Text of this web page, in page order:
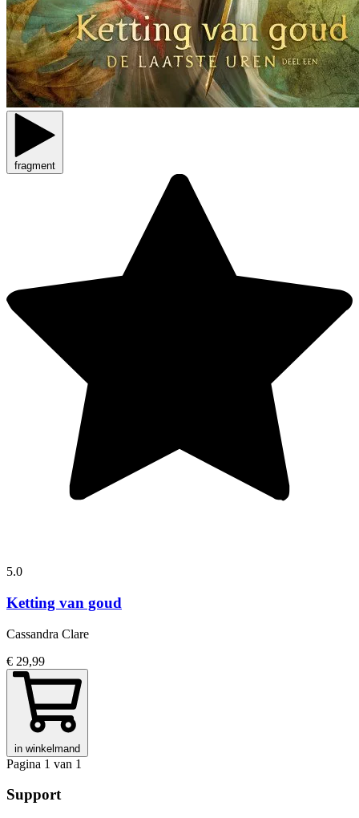
fragment
5.0
Ketting van goud
Cassandra Clare
€ 29,99
in winkelmand
Pagina 1 van 1
Support